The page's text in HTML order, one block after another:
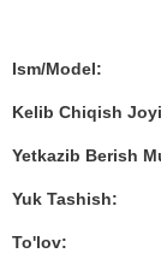
Ism/Model:
Kelib Chiqish
Yetkazib Berish
Yuk Tashish:
To'lov: